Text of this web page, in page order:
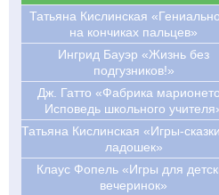
Татьяна Кислинская
на кончиках пальцев»
Ингрид Бауэр «Жизнь без
подгузников!»
Дж. Гатто «Фабрика
Исповедь школьного
Татьяна Кислинская «Игры-
ладошек»
Клаус Фопель «Игры для
вечеринок»